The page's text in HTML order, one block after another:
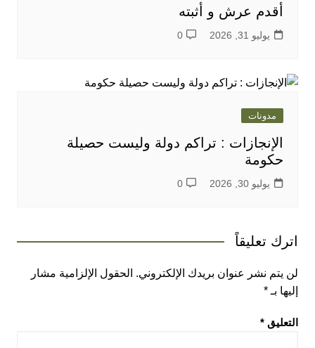
أقدم عرش و أثبته
يوليو 31, 2026 0
مدونات
الإنجازات : تراكم دولة وليست حصيلة
حكومة
يوليو 30, 2026 0
اترك تعليقاً
لن يتم نشر عنوان بريدك الإلكتروني. الحقول الإلزامية مشار
إليها بـ *
التعليق *